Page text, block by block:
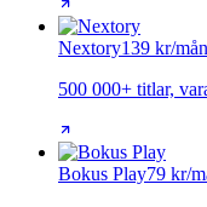
Nextory139 kr/
500 000+ titlar,
Bokus Play79 kr/